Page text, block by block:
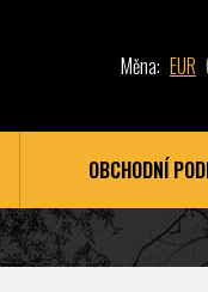
Měna: EUR
OBCHODNÍ